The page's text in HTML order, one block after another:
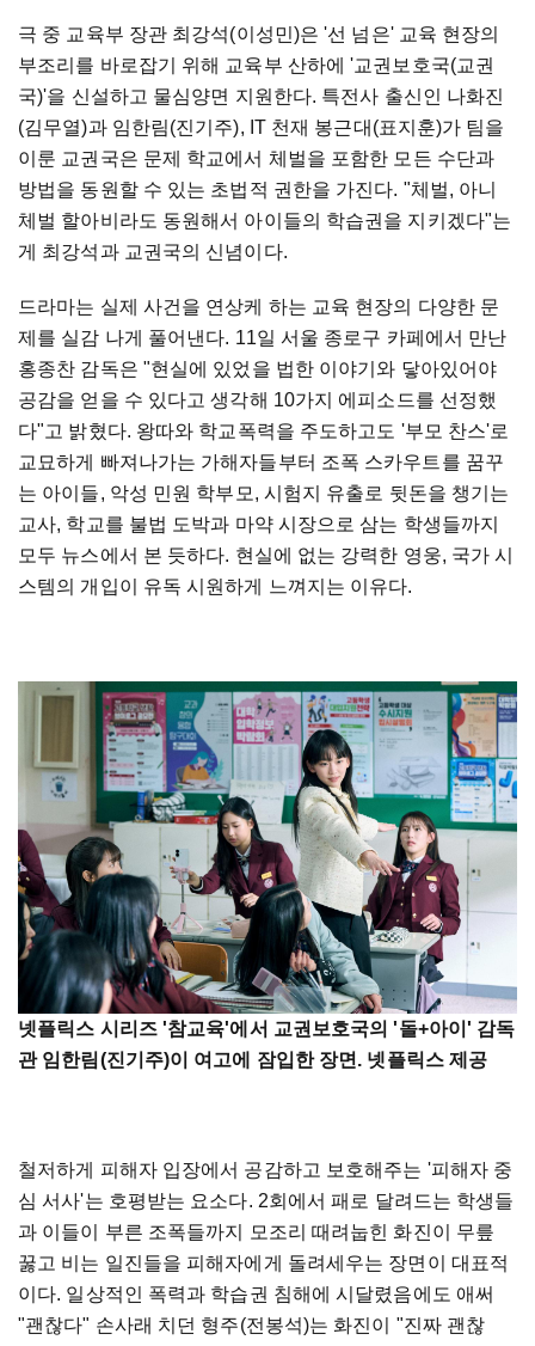
극 중 교육부 장관 최강석(이성민)은 '선 넘은' 교육 현장의
부조리를 바로잡기 위해 교육부 산하에 '교권보호국(교권
국)'을 신설하고 물심양면 지원한다. 특전사 출신인 나화진
(김무열)과 임한림(진기주), IT 천재 봉근대(표지훈)가 팀을
이룬 교권국은 문제 학교에서 체벌을 포함한 모든 수단과
방법을 동원할 수 있는 초법적 권한을 가진다. "체벌, 아니
체벌 할아비라도 동원해서 아이들의 학습권을 지키겠다"는
게 최강석과 교권국의 신념이다.
드라마는 실제 사건을 연상케 하는 교육 현장의 다양한 문
제를 실감 나게 풀어낸다. 11일 서울 종로구 카페에서 만난
홍종찬 감독은 "현실에 있었을 법한 이야기와 닿아있어야
공감을 얻을 수 있다고 생각해 10가지 에피소드를 선정했
다"고 밝혔다. 왕따와 학교폭력을 주도하고도 '부모 찬스'로
교묘하게 빠져나가는 가해자들부터 조폭 스카우트를 꿈꾸
는 아이들, 악성 민원 학부모, 시험지 유출로 뒷돈을 챙기는
교사, 학교를 불법 도박과 마약 시장으로 삼는 학생들까지
모두 뉴스에서 본 듯하다. 현실에 없는 강력한 영웅, 국가 시
스템의 개입이 유독 시원하게 느껴지는 이유다.
넷플릭스 시리즈 '참교육'에서 교권보호국의 '돌+아이' 감독
관 임한림(진기주)이 여고에 잠입한 장면. 넷플릭스 제공
철저하게 피해자 입장에서 공감하고 보호해주는 '피해자 중
심 서사'는 호평받는 요소다. 2회에서 패로 달려드는 학생들
과 이들이 부른 조폭들까지 모조리 때려눕힌 화진이 무릎
꿇고 비는 일진들을 피해자에게 돌려세우는 장면이 대표적
이다. 일상적인 폭력과 학습권 침해에 시달렸음에도 애써
"괜찮다" 손사래 치던 형주(전봉석)는 화진이 "진짜 괜찮